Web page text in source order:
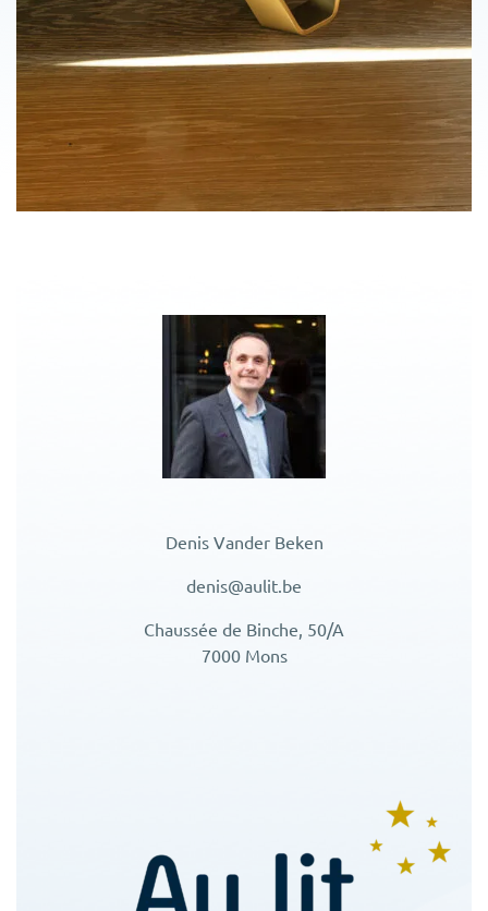
Denis Vander Beken
denis@aulit.be
Chaussée de Binche, 50/A
7000 Mons